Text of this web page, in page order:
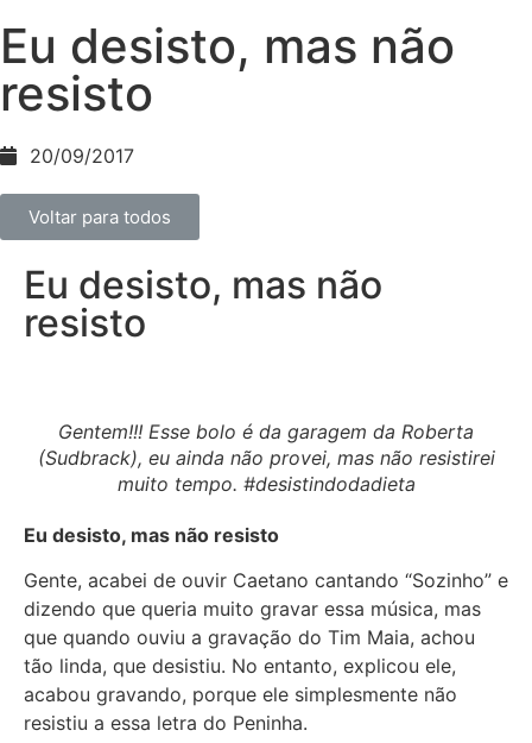
Eu desisto, mas não
resisto
20/09/2017
Voltar para todos
Eu desisto, mas não
resisto
Gentem!!! Esse bolo é da garagem da Roberta
(Sudbrack), eu ainda não provei, mas não resistirei
muito tempo. #desistindodadieta
Eu desisto, mas não resisto
Gente, acabei de ouvir Caetano cantando “Sozinho” e
dizendo que queria muito gravar essa música, mas
que quando ouviu a gravação do Tim Maia, achou
tão linda, que desistiu. No entanto, explicou ele,
acabou gravando, porque ele simplesmente não
resistiu a essa letra do Peninha.